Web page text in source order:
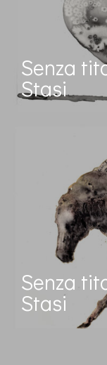
Senza
Stasi
Senza
Stasi